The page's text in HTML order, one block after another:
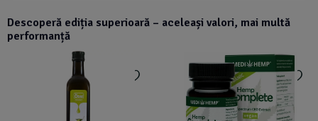
Descoperă ediția superioară – aceleași valori, mai multă
performanță